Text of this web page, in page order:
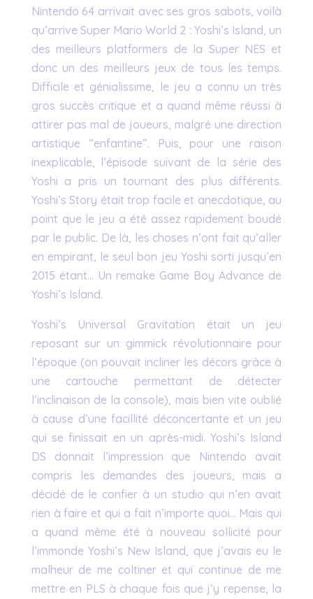
Nintendo 64 arrivait avec ses gros sabots, voilà
qu’arrive Super Mario World 2 : Yoshi’s Island, un
des meilleurs platformers de la Super NES et
donc un des meilleurs jeux de tous les temps.
Difficile et génialissime, le jeu a connu un très
gros succès critique et a quand même réussi à
attirer pas mal de joueurs, malgré une direction
artistique “enfantine”. Puis, pour une raison
inexplicable, l’épisode suivant de la série des
Yoshi a pris un tournant des plus différents.
Yoshi’s Story était trop facile et anecdotique, au
point que le jeu a été assez rapidement boudé
par le public. De là, les choses n’ont fait qu’aller
en empirant, le seul bon jeu Yoshi sorti jusqu’en
2015 étant… Un remake Game Boy Advance de
Yoshi’s Island.
Yoshi’s Universal Gravitation était un jeu
reposant sur un gimmick révolutionnaire pour
l’époque (on pouvait incliner les décors grâce à
une cartouche permettant de détecter
l’inclinaison de la console), mais bien vite oublié
à cause d’une facillité déconcertante et un jeu
qui se finissait en un après-midi. Yoshi’s Island
DS donnait l’impression que Nintendo avait
compris les demandes des joueurs, mais a
décidé de le confier à un studio qui n’en avait
rien à faire et qui a fait n’importe quoi… Mais qui
a quand même été à nouveau sollicité pour
l’immonde Yoshi’s New Island, que j’avais eu le
malheur de me coltiner et qui continue de me
mettre en PLS à chaque fois que j’y repense, la